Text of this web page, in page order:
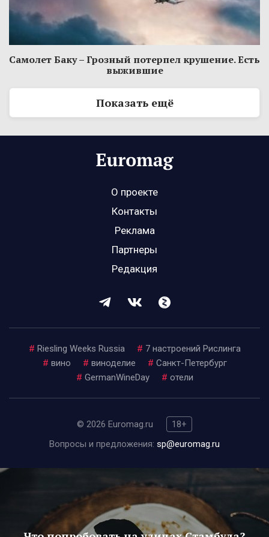
Самолет Баку – Грозный потерпел крушение. Есть
выжившие
Показать ещё
О проекте
Контакты
Реклама
Партнеры
Редакция
# Riesling Weeks Russia # 7 настроений Рислинга
# вино # виноделие # Санкт-Петербург
# GermanWineDay # отели
© 2026 Euromag.ru
18+
Вопросы и предложения: sp@euromag.ru